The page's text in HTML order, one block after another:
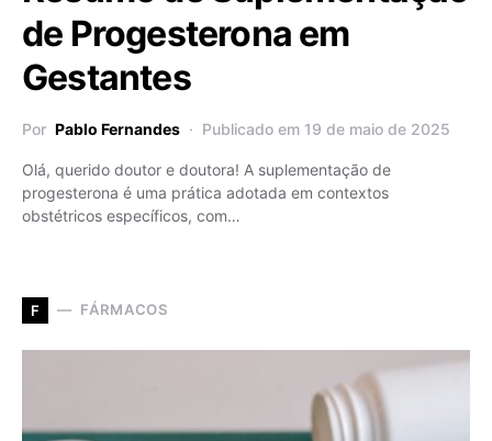
de Progesterona em
Gestantes
Por Pablo Fernandes Publicado em 19 de maio de 2025
Olá, querido doutor e doutora! A suplementação de
progesterona é uma prática adotada em contextos
obstétricos específicos, com…
F FÁRMACOS